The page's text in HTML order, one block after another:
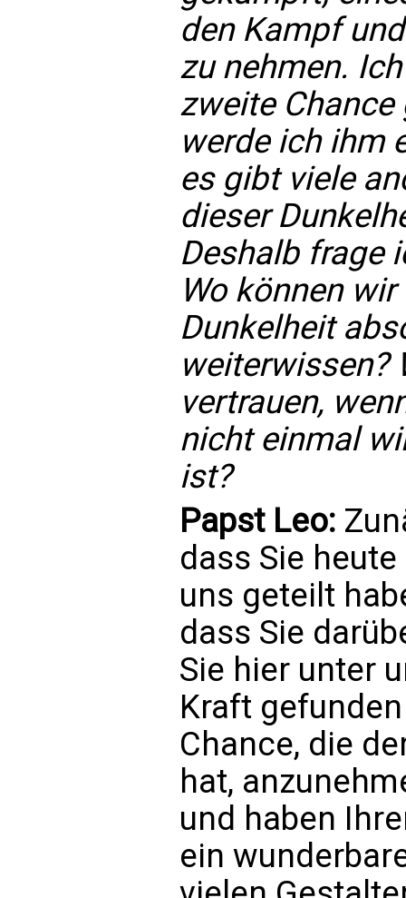
den Kampf
zu nehmen.
zweite
werde ich ihm
es gibt viele
dieser
Deshalb frage
Wo können
Dunkelheit
weiterwissen?
vertrauen,
nicht einmal
ist?
Papst Leo:
dass Sie
uns geteilt
dass Sie
Sie hier unter
Kraft
Chance, die
hat,
und haben
ein